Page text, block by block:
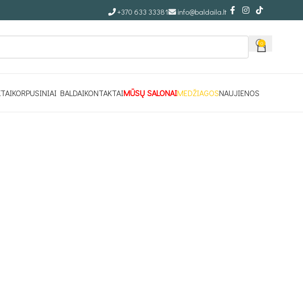
+370 633 33381 info@baldaila.lt
0
KORPUSINIAI BALDAIKONTAKTAIMŪSŲ SALONAIMEDŽIAGOSNAUJIENOS